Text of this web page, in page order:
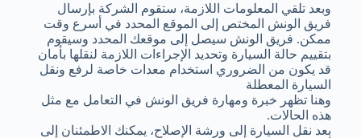
وبعد تلقي المعلومات اللازمة، ستقوم الشركة بإرسال
فريق الونش المختص إلى الموقع المحدد في أسرع وقت
ممكن. فريق الونش سيصل إلى موقعك المحدد وسيقوم
بتقييم حالة السيارة وتحديد الإجراءات اللازمة لنقلها بأمان
قد يكون من الضروري استخدام معدات خاصة لرفع ونقل
السيارة المعطلة
وهنا تظهر خبرة ومهارة فريق الونش في التعامل مع مثل
هذه الحالات.
بعد نقل السيارة إلى ورشة الإصلاح، يمكنك الاطمئنان إلى